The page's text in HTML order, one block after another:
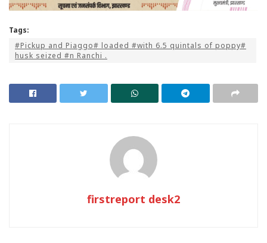
Tags:
#Pickup and Piaggo# loaded #with 6.5 quintals of poppy#
husk seized #n Ranchi .
firstreport desk2